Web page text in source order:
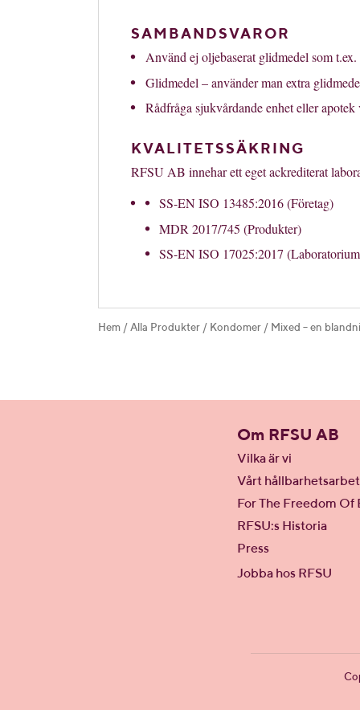
SAMBANDSVAROR
Använd ej oljebaserat glidmedel som
Glidmedel – använder man extra
Rådfråga sjukvårdande enhet eller
KVALITETSSÄKRING
RFSU AB innehar ett eget ackrediterat
SS-EN ISO 13485:2016 (Företag)
MDR 2017/745 (Produkter)
SS-EN ISO 17025:2017
Hem / Alla Produkter / Kondomer / Mixed – en
Om RFSU AB
Vilka är vi
Vårt
For The Freedom Of
RFSU:s Historia
Press
Jobba hos RFSU